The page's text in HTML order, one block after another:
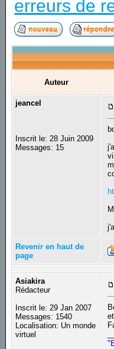
erreurs de
Auteur
jeancel
Inscrit le: 28 Juin 2009
Messages: 15
Revenir en haut de
page
Asiakira
Rédacteur
Inscrit le: 29 Jan 2007
Messages: 1540
Localisation: Un monde
virtuel